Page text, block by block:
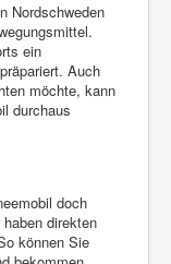
Nordschweden
ein
Auch
möchte, kann
durchaus
doch
direkten
können Sie